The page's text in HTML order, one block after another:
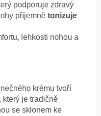
podporuje zdravý
příjemně tonizuje
lehkosti nohou a
krému tvoří
, který je tradičně
se sklonem ke